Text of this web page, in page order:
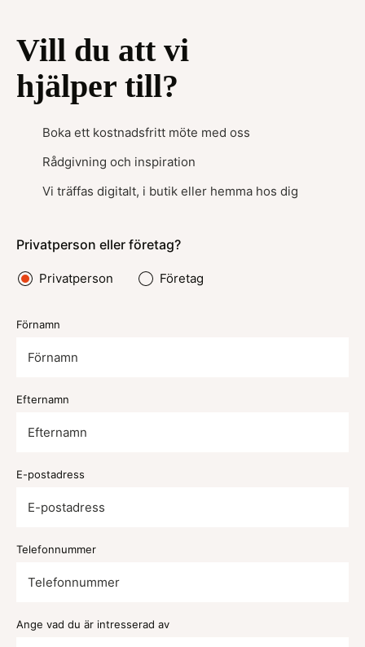
Vill du att vi
hjälper till?
Boka ett kostnadsfritt möte med oss
Rådgivning och inspiration
Vi träffas digitalt, i butik eller hemma hos dig
Privatperson eller företag?
Privatperson Företag
Förnamn
Efternamn
E-postadress
Telefonnummer
Ange vad du är intresserad av